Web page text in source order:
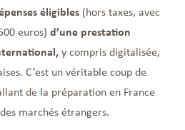
éligibles (hors taxes, avec
euros) d’une prestation
y compris digitalisée,
C’est un véritable coup de
de la préparation en France
marchés étrangers.